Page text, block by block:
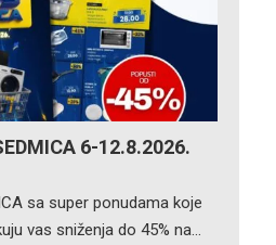
6-12.8.2026.
sa super ponudama koje
vas sniženja do 45% na…